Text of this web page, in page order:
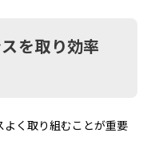
を取り効率
く取り組むことが重要